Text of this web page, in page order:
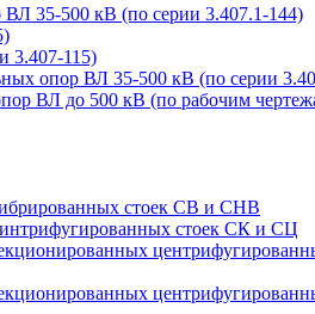
35-500 кВ (по серии 3.407.1-144)
3.407-115)
опор ВЛ 35-500 кВ (по серии
ВЛ до 500 кВ (по рабочим
стоек СВ и СНВ
стоек СК и СЦ